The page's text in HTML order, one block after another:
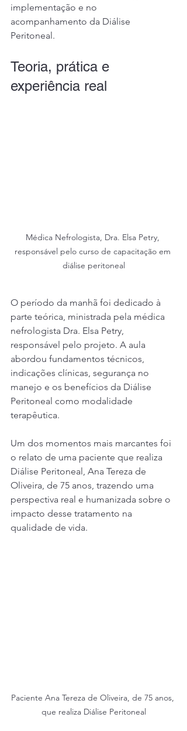
implementação e no
acompanhamento da Diálise
Peritoneal.
Teoria, prática e
experiência real
Médica Nefrologista, Dra. Elsa Petry,
responsável pelo curso de capacitação em
diálise peritoneal
O período da manhã foi dedicado à
parte teórica, ministrada pela médica
nefrologista Dra. Elsa Petry,
responsável pelo projeto. A aula
abordou fundamentos técnicos,
indicações clínicas, segurança no
manejo e os benefícios da Diálise
Peritoneal como modalidade
terapêutica.
Um dos momentos mais marcantes foi
o relato de uma paciente que realiza
Diálise Peritoneal, Ana Tereza de
Oliveira, de 75 anos, trazendo uma
perspectiva real e humanizada sobre o
impacto desse tratamento na
qualidade de vida.
Paciente Ana Tereza de Oliveira, de 75 anos,
que realiza Diálise Peritoneal